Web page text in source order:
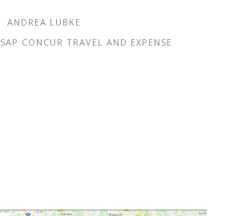
ANDREA LÜBKE
SAP CONCUR TRAVEL AND EXPENSE